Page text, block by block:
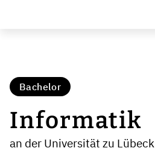
Bachelor
Informatik
an der Universität zu Lübeck